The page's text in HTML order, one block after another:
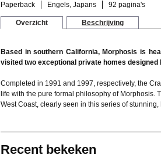
Paperback Engels, Japans 92 pagina's
Overzicht Beschrijving
Based in southern California, Morphosis is
visited two exceptional private homes
Completed in 1991 and 1997, respectively, the
life with the pure formal philosophy of Morphosis.
West Coast, clearly seen in this series of
Recent bekeken